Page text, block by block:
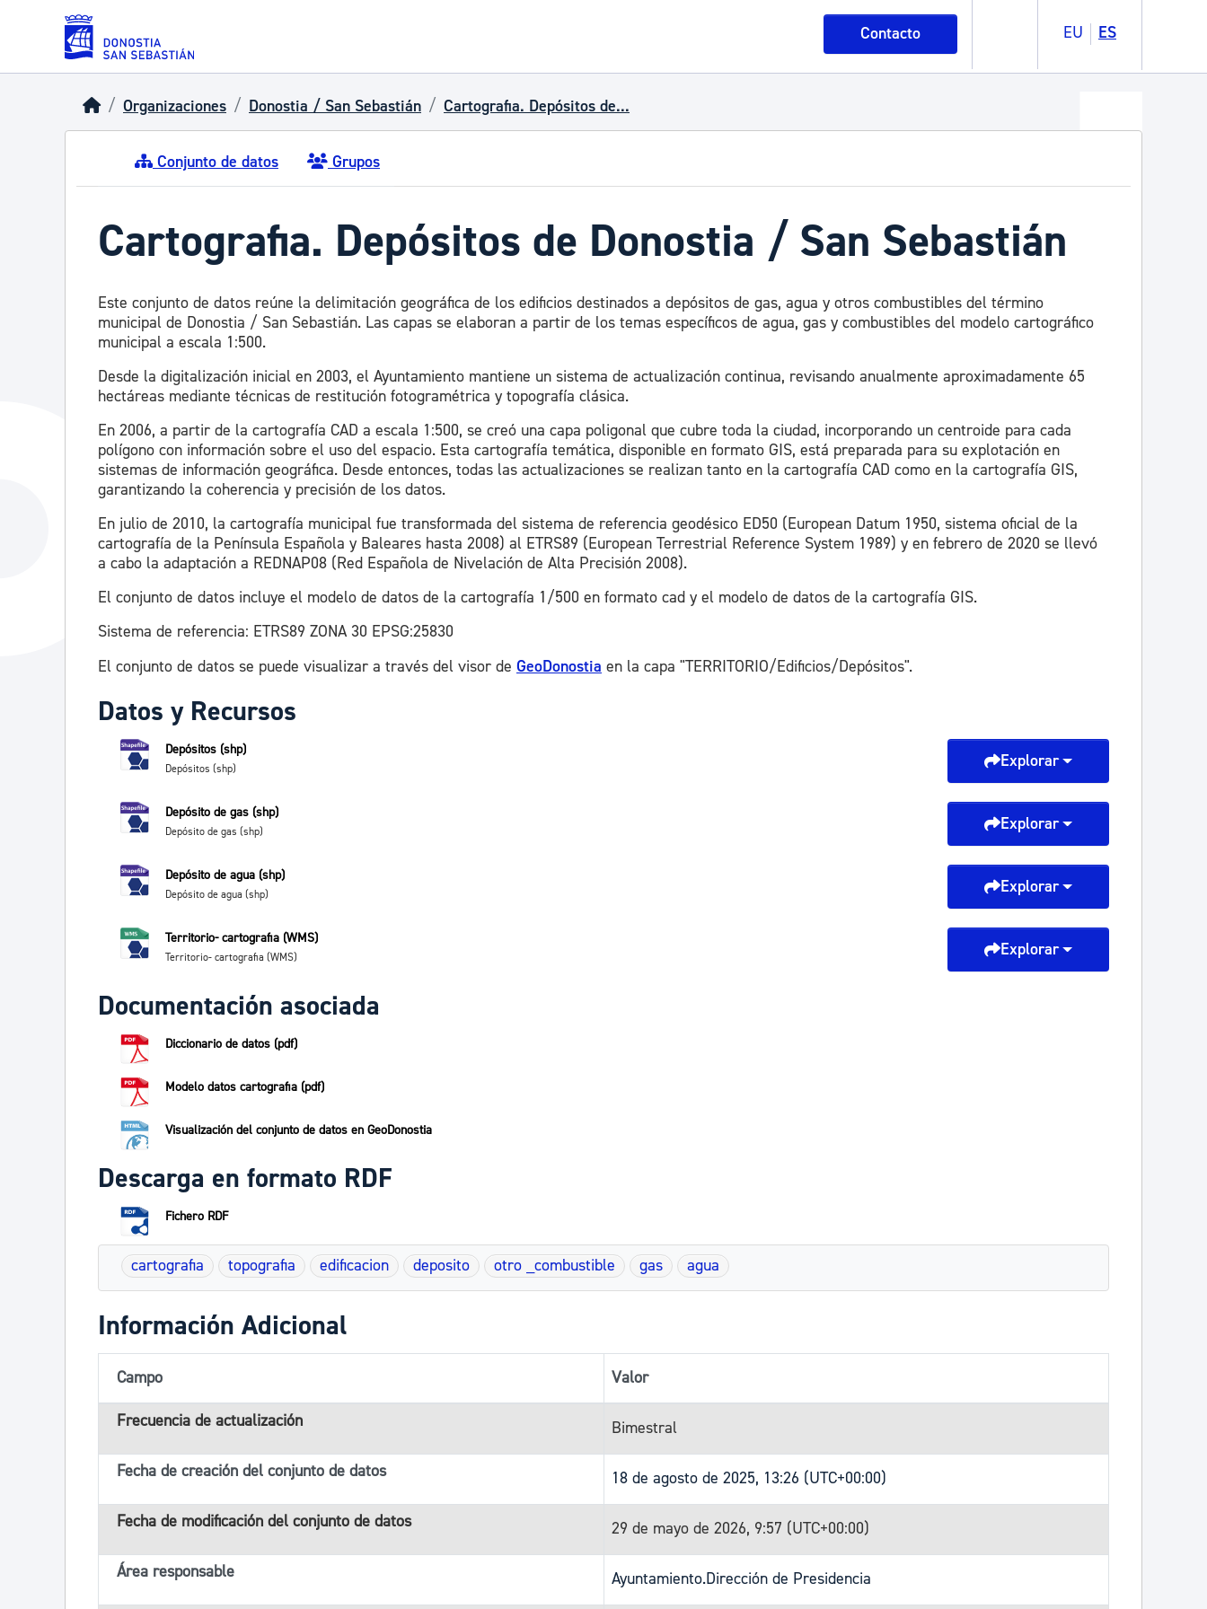
Skip to main content
Contacto
EU ES
Organizaciones Donostia / San Sebastián Cartografia. Depósitos de...
Conjunto de datos Grupos
Cartografia. Depósitos de Donostia / San Sebastián
Este conjunto de datos reúne la delimitación geográfica de los edificios destinados a depósitos de gas, agua y otros combustibles del término
municipal de Donostia / San Sebastián. Las capas se elaboran a partir de los temas específicos de agua, gas y combustibles del modelo cartográfico
municipal a escala 1:500.
Desde la digitalización inicial en 2003, el Ayuntamiento mantiene un sistema de actualización continua, revisando anualmente aproximadamente 65
hectáreas mediante técnicas de restitución fotogramétrica y topografía clásica.
En 2006, a partir de la cartografía CAD a escala 1:500, se creó una capa poligonal que cubre toda la ciudad, incorporando un centroide para cada
polígono con información sobre el uso del espacio. Esta cartografía temática, disponible en formato GIS, está preparada para su explotación en
sistemas de información geográfica. Desde entonces, todas las actualizaciones se realizan tanto en la cartografía CAD como en la cartografía GIS,
garantizando la coherencia y precisión de los datos.
En julio de 2010, la cartografía municipal fue transformada del sistema de referencia geodésico ED50 (European Datum 1950, sistema oficial de la
cartografía de la Península Española y Baleares hasta 2008) al ETRS89 (European Terrestrial Reference System 1989) y en febrero de 2020 se llevó
a cabo la adaptación a REDNAP08 (Red Española de Nivelación de Alta Precisión 2008).
El conjunto de datos incluye el modelo de datos de la cartografía 1/500 en formato cad y el modelo de datos de la cartografía GIS.
Sistema de referencia: ETRS89 ZONA 30 EPSG:25830
El conjunto de datos se puede visualizar a través del visor de GeoDonostia en la capa "TERRITORIO/Edificios/Depósitos".
Datos y Recursos
Depósitos (shp)
Depósitos (shp) Explorar
Depósito de gas (shp)
Depósito de gas (shp) Explorar
Depósito de agua (shp)
Depósito de agua (shp) Explorar
Territorio- cartografia (WMS)
Territorio- cartografia (WMS) Explorar
Documentación asociada
Diccionario de datos (pdf)
Modelo datos cartografia (pdf)
Visualización del conjunto de datos en GeoDonostia
Descarga en formato RDF
Fichero RDF
cartografia topografia edificacion deposito otro _combustible gas agua
Información Adicional
Campo Valor
Frecuencia de actualización Bimestral
Fecha de creación del conjunto de datos 18 de agosto de 2025, 13:26 (UTC+00:00)
Fecha de modificación del conjunto de datos 29 de mayo de 2026, 9:57 (UTC+00:00)
Área responsable Ayuntamiento.Dirección de Presidencia